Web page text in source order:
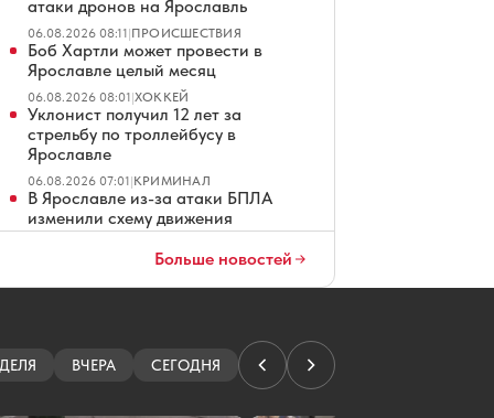
атаки дронов на Ярославль
06.08.2026 08:11|ПРОИСШЕСТВИЯ
Боб Хартли может провести в
Ярославле целый месяц
06.08.2026 08:01|ХОККЕЙ
Уклонист получил 12 лет за
стрельбу по троллейбусу в
Ярославле
06.08.2026 07:01|КРИМИНАЛ
В Ярославле из-за атаки БПЛА
изменили схему движения
автобусов
ПРОИСШЕСТВИЯ
Определен подрядчик озеленения у
БЛАГОУСТРОЙСТВО
На дороге в Дядьково приступают к
06.08.2026 05:01|ДОРОГИ
Больше новостей
ВЧЕРА СЕГОДНЯ